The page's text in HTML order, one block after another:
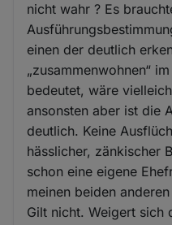
nicht wahr ? Es
einen der deutlich
„zusammenwohnen“
bedeutet, wäre
ansonsten aber ist die
deutlich. Keine
hässlicher, zänkischer
schon eine eigene
meinen beiden
Gilt nicht. Weigert sich